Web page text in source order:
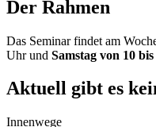
Der Rahmen
Das Seminar findet am
Uhr und Samstag von 10
Aktuell gibt es
Innenwege